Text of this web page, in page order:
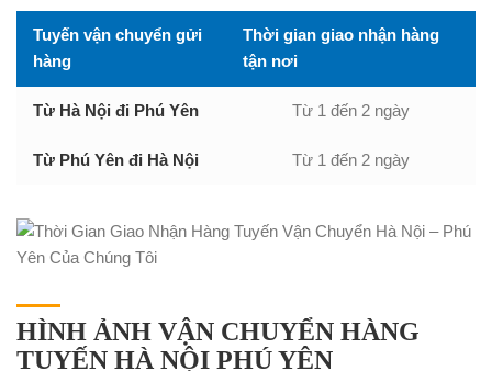
Tuyến vận chuyển gửi
hàng
Thời gian giao nhận hàng
tận nơi
Từ Hà Nội đi Phú Yên Từ 1 đến 2 ngày
Từ Phú Yên đi Hà Nội Từ 1 đến 2 ngày
HÌNH ẢNH VẬN CHUYỂN HÀNG
TUYẾN HÀ NỘI PHÚ YÊN